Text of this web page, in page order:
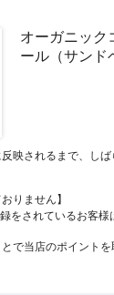
オーガニック
ール（サンド
映されるまで、し
りません】
をされているお客様
で当店のポイントを